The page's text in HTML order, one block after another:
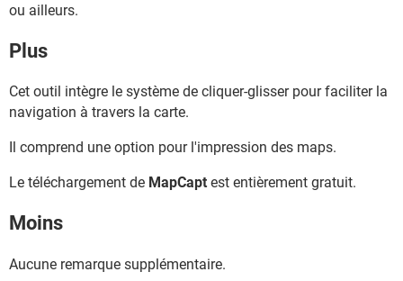
ou ailleurs.
Plus
Cet outil intègre le système de cliquer-glisser pour faciliter la
navigation à travers la carte.
Il comprend une option pour l'impression des maps.
Le téléchargement de MapCapt est entièrement gratuit.
Moins
Aucune remarque supplémentaire.